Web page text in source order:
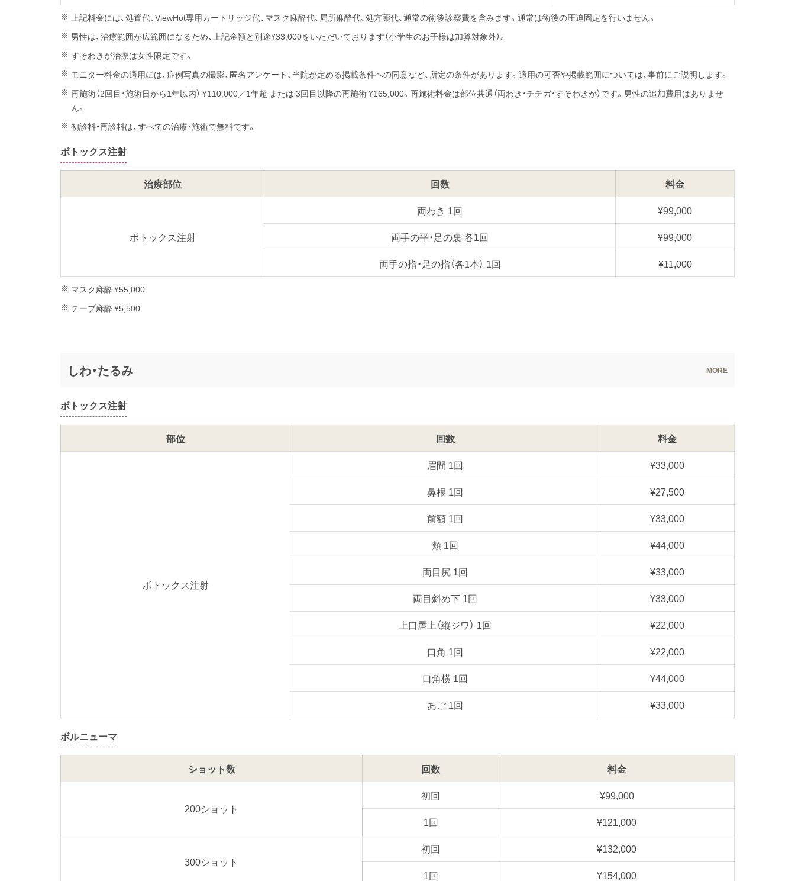
上記料金には、処置代、ViewHot専用カートリッジ代、マスク麻酔代、局所麻酔代、処方薬代、通常の術後診察費を含みます。通常は術後の圧迫固定を行いません。
男性は、治療範囲が広範囲になるため、上記金額と別途¥33,000をいただいております（小学生のお子様は加算対象外）。
すそわきが治療は女性限定です。
モニター料金の適用には、症例写真の撮影、匿名アンケート、当院が定める掲載条件への同意など、所定の条件があります。適用の可否や掲載範囲については、事前にご説明します。
再施術（2回目・施術日から1年以内） ¥110,000／1年超 または 3回目以降の再施術 ¥165,000。再施術料金は部位共通（両わき・チチガ・すそわきが）です。男性の追加費用はありませ
ん。
初診料・再診料は、すべての治療・施術で無料です。
ボトックス注射
治療部位 回数 料金
ボトックス注射
両わき 1回
¥99,000
両手の平・足の裏 各1回
¥99,000
両手の指・足の指（各1本） 1回
¥11,000
マスク麻酔 ¥55,000
テープ麻酔 ¥5,500
しわ・たるみ
ボトックス注射
部位 回数 料金
ボトックス注射
眉間 1回
¥33,000
鼻根 1回
¥27,500
前額 1回
¥33,000
頬 1回
¥44,000
両目尻 1回
¥33,000
両目斜め下 1回
¥33,000
上口唇上（縦ジワ） 1回
¥22,000
口角 1回
¥22,000
口角横 1回
¥44,000
あご 1回
¥33,000
ボルニューマ
ショット数 回数 料金
200ショット
初回
¥99,000
1回
¥121,000
300ショット
初回
¥132,000
1回
¥154,000